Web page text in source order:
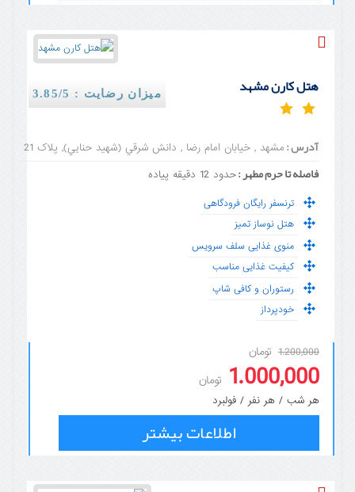
هتل کارن مشهد میزان رضایت : 3.85/5
آدرس : مشهد , خیابان امام رضا , دانش شرقي (شهيد حنايي), پلاک 21
فاصله تا حرم مطهر :حدود 12 دقیقه پیاده
ترنسفر رایگان فرودگاهی
هتل نوساز تمیز
منوی غذایی سلف سرویس
کیفیت غذایی مناسب
رستوران و کافی شاپ
خودپرداز
1.200,000 تومان
1.000,000 تومان
هر شب / هر نفر / فولبرد
اطلاعات بیشتر